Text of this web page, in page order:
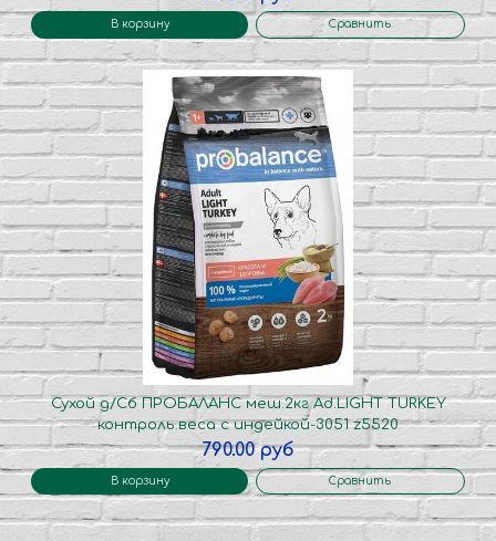
В корзину Сравнить
Сухой д/Сб ПРОБАЛАНС меш.2кг Ad.LIGHT TURKEY
контроль.веса с индейкой-3051 z5520
790.00 руб
В корзину Сравнить